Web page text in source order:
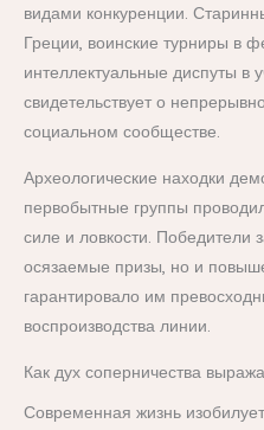
видами конкуренции.
Греции, воинские турниры в
интеллектуальные диспуты в
свидетельствует о
социальном сообществе.
Археологические находки
первобытные группы
силе и ловкости. Победители
осязаемые призы, но и
гарантировало им
воспроизводства линии.
Как дух соперничества
Современная жизнь